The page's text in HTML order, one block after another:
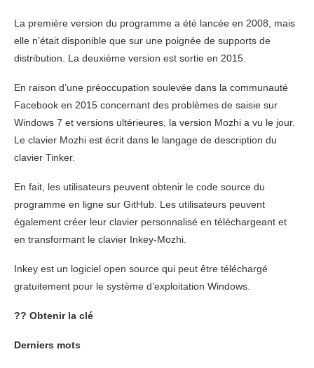
La première version du programme a été lancée en 2008, mais
elle n’était disponible que sur une poignée de supports de
distribution. La deuxième version est sortie en 2015.
En raison d’une préoccupation soulevée dans la communauté
Facebook en 2015 concernant des problèmes de saisie sur
Windows 7 et versions ultérieures, la version Mozhi a vu le jour.
Le clavier Mozhi est écrit dans le langage de description du
clavier Tinker.
En fait, les utilisateurs peuvent obtenir le code source du
programme en ligne sur GitHub. Les utilisateurs peuvent
également créer leur clavier personnalisé en téléchargeant et
en transformant le clavier Inkey-Mozhi.
Inkey est un logiciel open source qui peut être téléchargé
gratuitement pour le système d’exploitation Windows.
?? Obtenir la clé
Derniers mots